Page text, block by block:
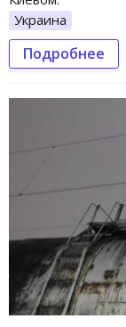
Украина
Подробнее